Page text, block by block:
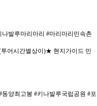
발루마리마리 #마리마리민속촌
어시간별상이)★ 현지가이드 민
양최고봉 #키나발루국립공원 #포